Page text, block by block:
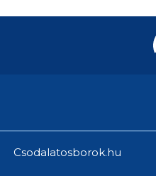
Csodalatosborok.hu